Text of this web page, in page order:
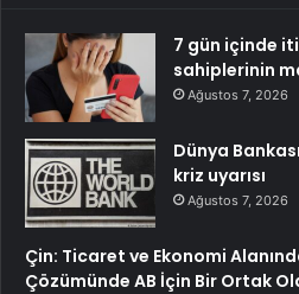
7 gün içinde
sahiplerinin
Ağustos 7, 2026
Dünya
kriz uyarısı
Ağustos 7, 2026
Çin: Ticaret ve Ekonomi
Çözümünde AB İçin Bir Ortak